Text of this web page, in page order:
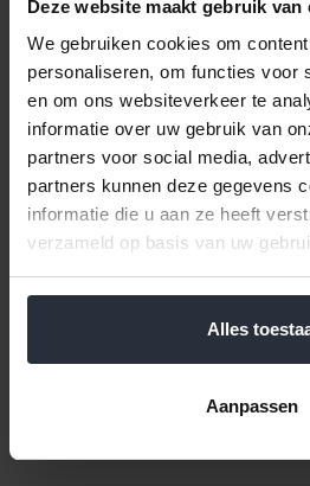
Deze website maakt gebruik van
We gebruiken cookies om
personaliseren, om functies voor
en om ons websiteverkeer te
informatie over uw gebruik van
partners voor social media,
partners kunnen deze gegevens
informatie die u aan ze heeft
verzameld op basis van uw
Alles
Aanpassen
cm
€3,29 Incl. btw